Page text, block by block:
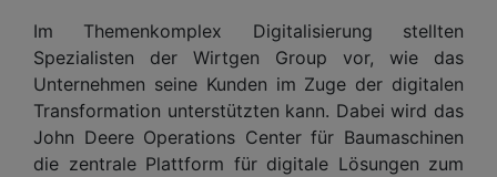
Im Themenkomplex Digitalisierung stellten
Spezialisten der Wirtgen Group vor, wie das
Unternehmen seine Kunden im Zuge der digitalen
Transformation unterstützten kann. Dabei wird das
John Deere Operations Center für Baumaschinen
die zentrale Plattform für digitale Lösungen zum